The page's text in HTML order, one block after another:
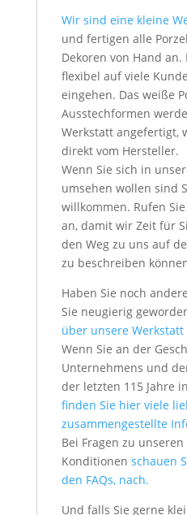
Wir sind eine kleine
und fertigen alle
Dekoren von Hand
flexibel auf viele
eingehen. Das weiße
Ausstechformen
Werkstatt angefertigt,
direkt vom Hersteller.
Wenn Sie sich in
umsehen wollen sind
willkommen. Rufen
an, damit wir Zeit für
den Weg zu uns auf
zu beschreiben
Haben Sie noch
Sie neugierig
über unsere
Wenn Sie an der
Unternehmens und
der letzten 115 Jahre
finden Sie hier viele
zusammengestellte
Bei Fragen zu
Konditionen schauen
den FAQs, nach.
Und falls Sie gerne